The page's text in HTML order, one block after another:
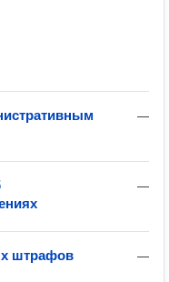
—
—
—
штрафов